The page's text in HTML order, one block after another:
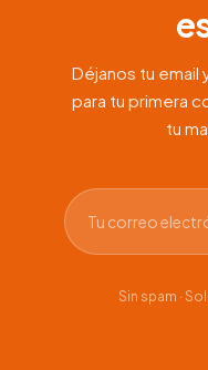
Déjanos tu email
para tu primera
tu
Sin spam ·